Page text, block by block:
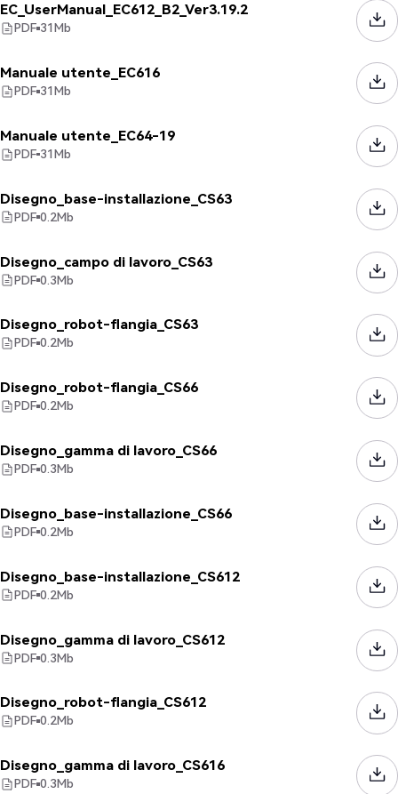
EC_UserManual_EC612_B2_Ver3.19.2
PDF 31Mb
Manuale utente_EC616
PDF 31Mb
Manuale utente_EC64-19
PDF 31Mb
Disegno_base-installazione_CS63
PDF 0.2Mb
Disegno_campo di lavoro_CS63
PDF 0.3Mb
Disegno_robot-flangia_CS63
PDF 0.2Mb
Disegno_robot-flangia_CS66
PDF 0.2Mb
Disegno_gamma di lavoro_CS66
PDF 0.3Mb
Disegno_base-installazione_CS66
PDF 0.2Mb
Disegno_base-installazione_CS612
PDF 0.2Mb
Disegno_gamma di lavoro_CS612
PDF 0.3Mb
Disegno_robot-flangia_CS612
PDF 0.2Mb
Disegno_gamma di lavoro_CS616
PDF 0.3Mb